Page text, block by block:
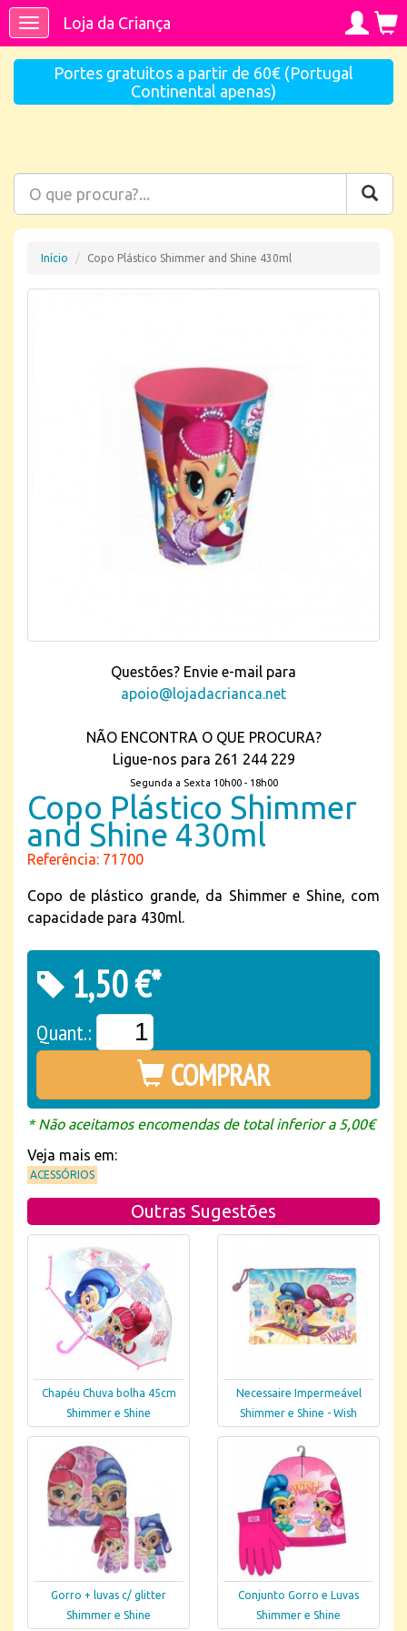
ToggleLoja da Criança
Portes gratuitos a partir de 60€ (Portugal
Continental apenas)
Início Copo Plástico Shimmer and Shine 430ml
Questões? Envie e-mail para
apoio@lojadacrianca.net
NÃO ENCONTRA O QUE PROCURA?
Ligue-nos para 261 244 229
Segunda a Sexta 10h00 - 18h00
Copo Plástico Shimmer
and Shine 430ml
Referência: 71700
Copo de plástico grande, da Shimmer e Shine, com
capacidade para 430ml.
1,50 €*
Quant.:
COMPRAR
* Não aceitamos encomendas de total inferior a 5,00€
Veja mais em:
ACESSÓRIOS
Outras Sugestões
Chapéu Chuva bolha 45cm
Shimmer e Shine
Necessaire Impermeável
Shimmer e Shine - Wish
Gorro + luvas c/ glitter
Shimmer e Shine
Conjunto Gorro e Luvas
Shimmer e Shine